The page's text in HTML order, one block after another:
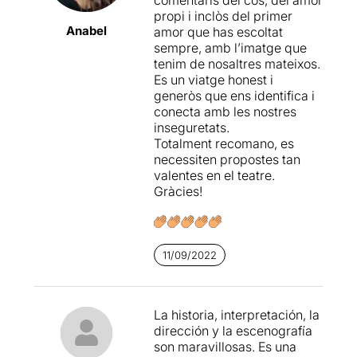
S’agilitza amb l’aparició de
la psicòloga on apareixen
els dubtes que la fan
trontollar.
El muntatge és molt original
amb molt pocs elements
escènogràfics que ens
porten fàcilment al lloc i el
moment que viu la
protagonista, sent ella
mateixa el més excepcional
brillant, versàtil amb molt
llengües, expressiva i en
alguns moments, còmica.
Amb el segell de la Cascón,
transforma en personatges
diferents i en ella mateixa al
llarg dels anys sense
Anabel
propi i inclòs del primer
amor que has escoltat
sempre, amb l’imatge que
tenim de nosaltres mateixos.
Es un viatge honest i
generòs que ens identifica i
conecta amb les nostres
inseguretats.
Totalment recomano, es
necessiten propostes tan
valentes en el teatre.
Gràcies!
11/09/2022
La historia, interpretación, la
dirección y la escenografía
son maravillosas. Es una